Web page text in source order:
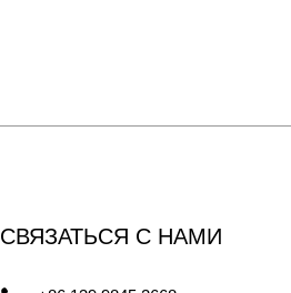
СВЯЗАТЬСЯ С НАМИ